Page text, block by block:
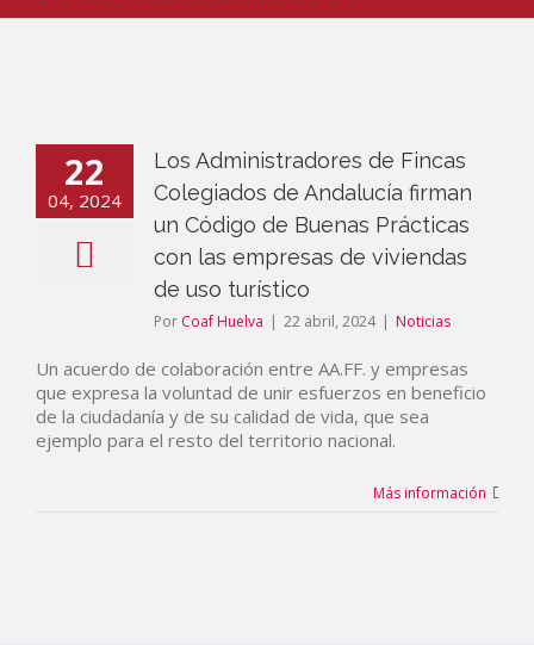
22
04, 2024
Los Administradores de Fincas
Colegiados de Andalucía firman
un Código de Buenas Prácticas
con las empresas de viviendas
de uso turístico
Por Coaf Huelva | 22 abril, 2024 | Noticias
Un acuerdo de colaboración entre AA.FF. y empresas
que expresa la voluntad de unir esfuerzos en beneficio
de la ciudadanía y de su calidad de vida, que sea
ejemplo para el resto del territorio nacional.
Más información